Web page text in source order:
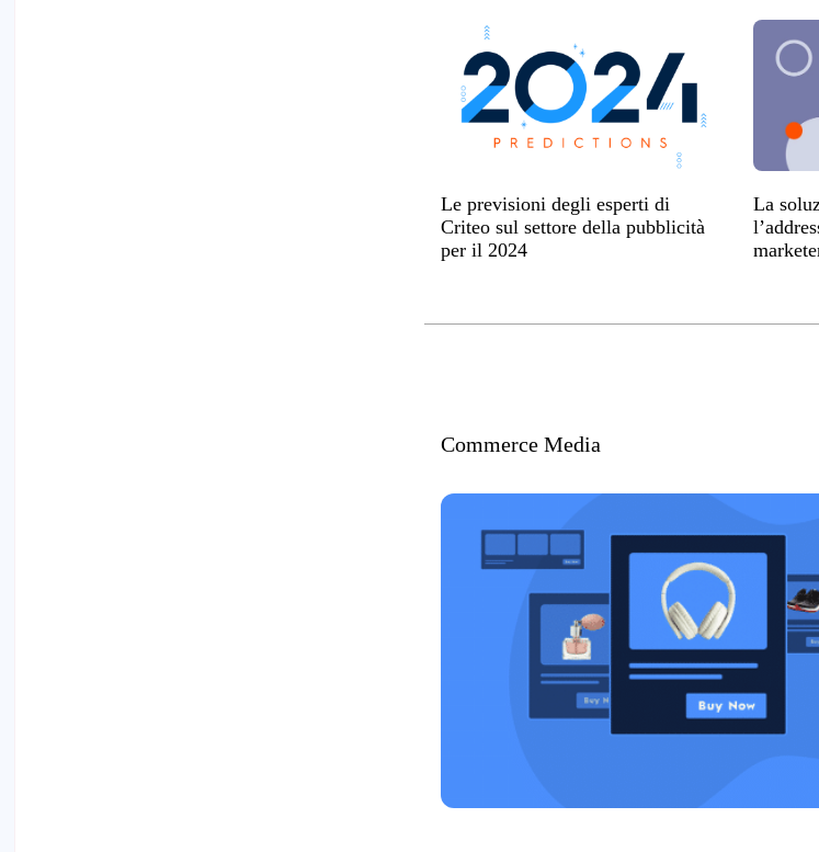
Le previsioni degli esperti di
Criteo sul settore della pubblicità
per il 2024
La
Commerce Media